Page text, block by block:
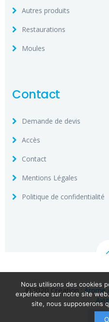
Autres produits
Restaurations
Moules
Contact
Demande de devis
Accès
Contact
Mentions Légales
Politique de confidentialité
©2020 Création :Arome
Nous utilisons des cookies
expérience sur notre site
site, nous supposerons